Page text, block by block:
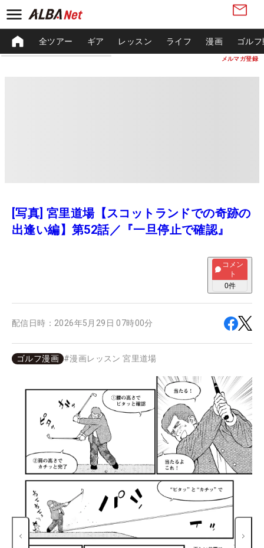
メルマガ登録
全ツアー ギア レッスン ライフ 漫画 ゴル
[写真] 宮里道場【スコットランドでの奇跡の
出逢い編】第52話／『一旦停止で確認』
コメン
ト
0件
配信日時： 2026年5月29日 07時00分
ゴルフ漫画 #漫画レッスン 宮里道場